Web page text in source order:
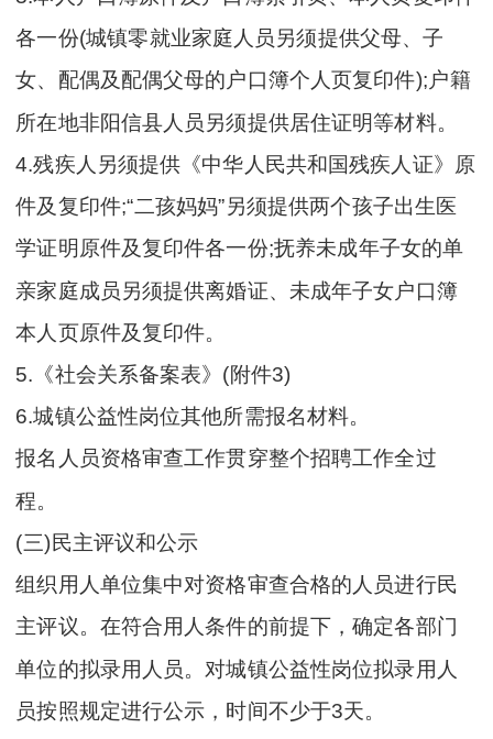
各一份(城镇零就业家庭人员另须提供父母、子
女、配偶及配偶父母的户口簿个人页复印件);户籍
所在地非阳信县人员另须提供居住证明等材料。
4.残疾人另须提供《中华人民共和国残疾人证》原
件及复印件;“二孩妈妈”另须提供两个孩子出生医
学证明原件及复印件各一份;抚养未成年子女的单
亲家庭成员另须提供离婚证、未成年子女户口簿
本人页原件及复印件。
5.《社会关系备案表》(附件3)
6.城镇公益性岗位其他所需报名材料。
报名人员资格审查工作贯穿整个招聘工作全过
程。
(三)民主评议和公示
组织用人单位集中对资格审查合格的人员进行民
主评议。在符合用人条件的前提下，确定各部门
单位的拟录用人员。对城镇公益性岗位拟录用人
员按照规定进行公示，时间不少于3天。